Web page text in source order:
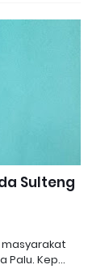
Sulteng
masyarakat
Palu. Kep…